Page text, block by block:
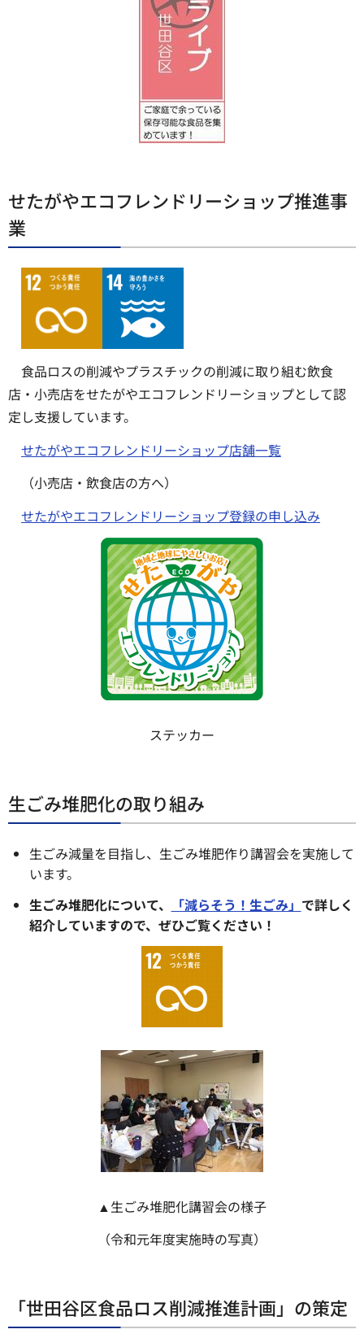
せたがやエコフレンドリーショップ推進事
業
食品ロスの削減やプラスチックの削減に取り組む飲食
店・小売店をせたがやエコフレンドリーショップとして認
定し支援しています。
せたがやエコフレンドリーショップ店舗一覧
（小売店・飲食店の方へ）
せたがやエコフレンドリーショップ登録の申し込み
ステッカー
生ごみ堆肥化の取り組み
生ごみ減量を目指し、生ごみ堆肥作り講習会を実施して
います。
生ごみ堆肥化について、
「減らそう！生ごみ」 で詳しく
紹介していますので、ぜひご覧ください！
▲生ごみ堆肥化講習会の様子
（令和元年度実施時の写真）
「世田谷区食品ロス削減推進計画」の策定